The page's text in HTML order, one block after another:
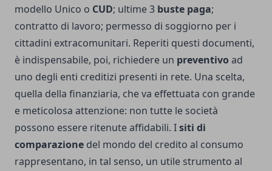
modello Unico o CUD; ultime 3 buste paga;
contratto di lavoro; permesso di soggiorno per i
cittadini extracomunitari. Reperiti questi documenti,
è indispensabile, poi, richiedere un preventivo ad
uno degli enti creditizi presenti in rete. Una scelta,
quella della finanziaria, che va effettuata con grande
e meticolosa attenzione: non tutte le società
possono essere ritenute affidabili. Isiti di
comparazione del mondo del credito al consumo
rappresentano, in tal senso, un utile strumento al